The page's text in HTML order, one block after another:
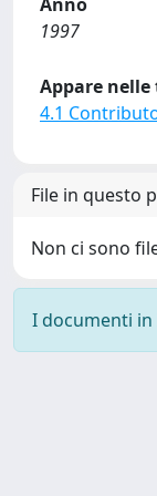
1997
Appare
4.1
File in questo
Non ci sono
I documenti